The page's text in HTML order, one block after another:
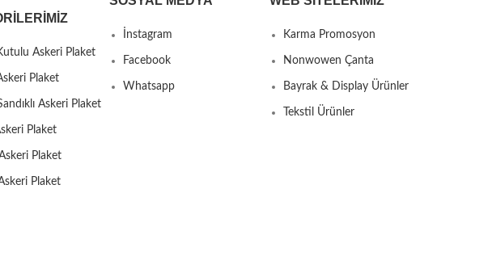
Askeri Plaket
Plaket
Askeri Plaket
Plaket
Plaket
Plaket
İnstagram
Facebook
Whatsapp
Karma Promosyon
Nonwowen Çanta
Bayrak & Display Ürünler
Tekstil Ürünler